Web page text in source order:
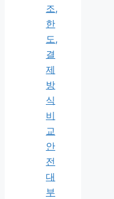
조,
한
도,
결
제
방
식
비
교
안
전
대
부